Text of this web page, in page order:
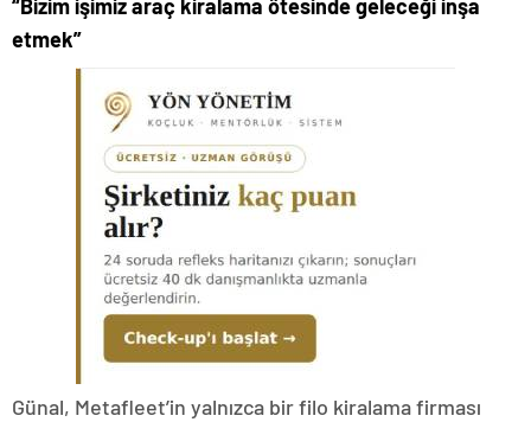
“Bizim işimiz araç kiralama ötesinde geleceği inşa
etmek”
Günal, Metafleet’in yalnızca bir filo kiralama firması